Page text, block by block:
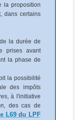
la proposition
dans certains
la durée de
prises avant
la phase de
la possibilité
des impôts
à l'initiative
des cas de
L69du LPF